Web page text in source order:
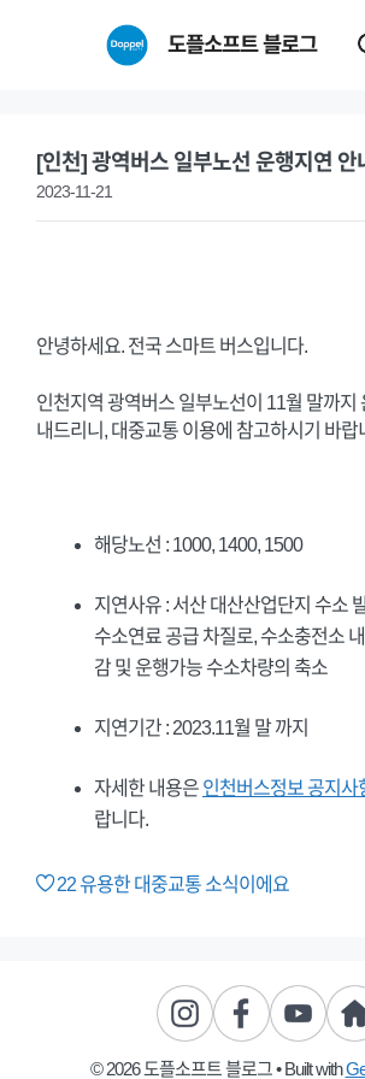
도플소프트 블로그
[인천] 광역버스 일부노선 운행지연 안
2023-11-21
안녕하세요. 전국 스마트 버스입니다.
인천지역 광역버스 일부노선이 11월 말까지
내드리니, 대중교통 이용에 참고하시기 바랍
해당노선 : 1000, 1400, 1500
지연사유 : 서산 대산산업단지 수소
수소연료 공급 차질로, 수소충전소
감 및 운행가능 수소차량의 축소
지연기간 : 2023.11월 말 까지
자세한 내용은 인천버스정보 공지사
랍니다.
22유용한 대중교통 소식이에요
© 2026 도플소프트 블로그• Built with